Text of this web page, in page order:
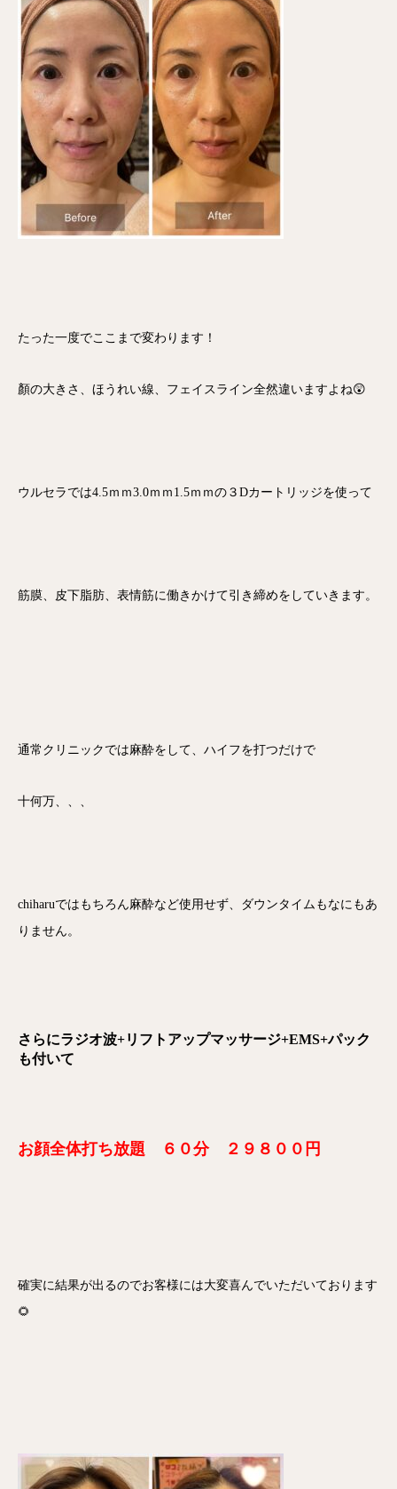
たった一度でここまで変わります！
顏の大きさ、ほうれい線、フェイスライン全然違いますよね😲
ウルセラでは4.5ｍｍ3.0ｍｍ1.5ｍｍの３Dカートリッジを使って
筋膜、皮下脂肪、表情筋に働きかけて引き締めをしていきます。
通常クリニックでは麻酔をして、ハイフを打つだけで
十何万、、、
chiharuではもちろん麻酔など使用せず、ダウンタイムもなにもあ
りません。
さらにラジオ波+リフトアップマッサージ+EMS+パック
も付いて
お顔全体打ち放題 ６０分 ２９８００円
確実に結果が出るのでお客様には大変喜んでいただいております
🌻